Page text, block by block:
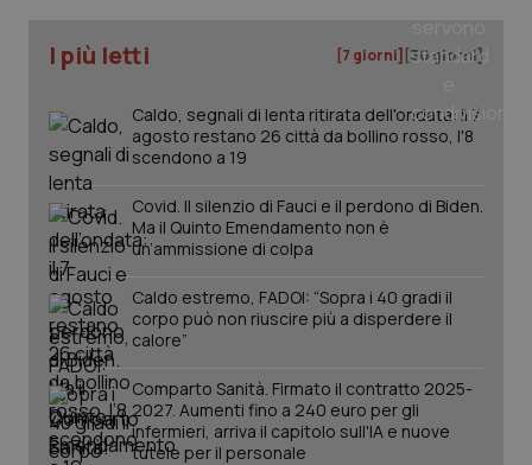
I più letti [7 giorni] [30 giorni]
Caldo, segnali di lenta ritirata dell'ondata: il 7
agosto restano 26 città da bollino rosso, l'8
scendono a 19
Covid. Il silenzio di Fauci e il perdono di Biden.
Ma il Quinto Emendamento non è
un’ammissione di colpa
Caldo estremo, FADOI: “Sopra i 40 gradi il
corpo può non riuscire più a disperdere il
calore”
Comparto Sanità. Firmato il contratto 2025-
2027. Aumenti fino a 240 euro per gli
infermieri, arriva il capitolo sull'IA e nuove
tutele per il personale
PHPSESSID
PHP.net